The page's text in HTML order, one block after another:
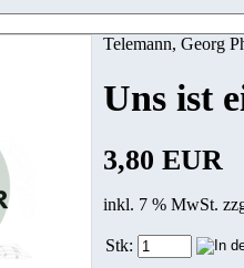
Telemann, Georg
Uns ist
3,80 EUR
inkl. 7 % MwSt.
Stk: